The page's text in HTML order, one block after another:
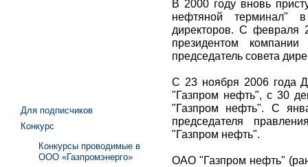
В 2000 году вновь
нефтяной терминал" в
директоров. С февраля
президентом
председатель совета
С 23 ноября 2006 года
"Газпром нефть", с 30
"Газпром нефть". С
председателя
"Газпром нефть".
ОАО "Газпром нефть"
Для подписчиков
Конкурс
Конкурсы проводимые в
ООО «Газпромэнерго»